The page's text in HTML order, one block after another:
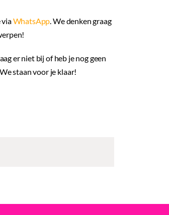
viaWhatsApp . We denken graag
er niet bij of heb je nog geen
staan voor je klaar!